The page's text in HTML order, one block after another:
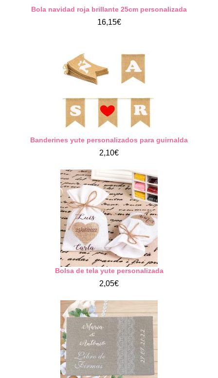
Bola navidad roja brillante 25cm personalizada
16,15€
Banderines yute personalizados para guirnalda
2,10€
Bolsa de tela yute personalizada
2,05€